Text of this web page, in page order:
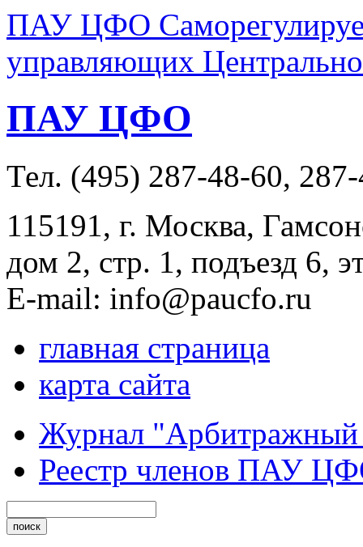
ПАУ ЦФО
управляющих
ПАУ ЦФО
Тел. (495) 287-48-60,
115191, г. Москва,
дом 2, стр. 1, подъезд 6,
E-mail: info@paucfo.ru
главная страница
карта сайта
Журнал
Реестр членов ПАУ